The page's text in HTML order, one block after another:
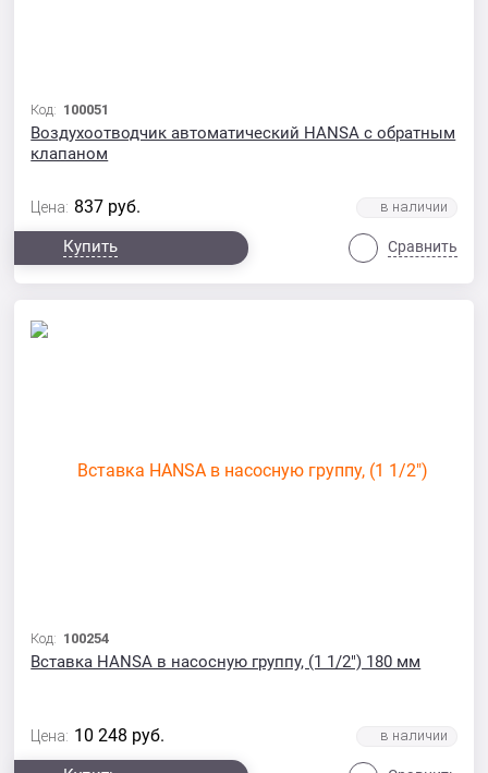
Код: 100051
Воздухоотводчик автоматический HANSA с обратным
клапаном
Цена: 837 руб.
Купить Сравнить
Код: 100254
Вставка HANSA в насосную группу, (1 1/2") 180 мм
Цена: 10 248 руб.